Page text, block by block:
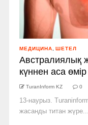
МЕДИЦИНА ШЕТЕЛ
Австралиялық
күннен аса өмір
TuranInform KZ 0
13-наурыз.
жасанды титан жүре...